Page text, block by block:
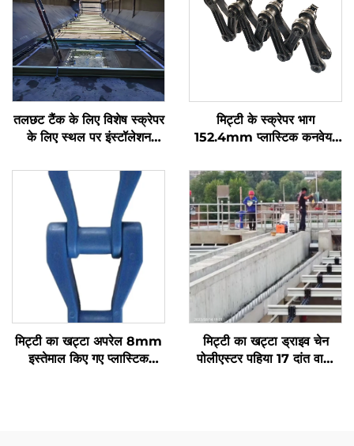
तलछट टैंक के लिए विशेष स्क्रेपर
के लिए स्थल पर इंस्टॉलेशन
मिट्टी के स्क्रेपर भाग
152.4mm प्लास्टिक कनवेयर
मिट्टी का खट्टा अपरेल 8mm
इस्तेमाल किए गए प्लास्टिक
मिट्टी का खट्टा ड्राइव चेन
पोलीएस्टर पहिया 17 दांत वाला